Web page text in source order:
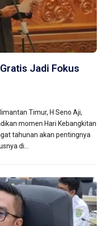
Jadi Fokus
Timur, H Seno Aji,
momen Hari Kebangkitan
tahunan akan pentingnya
di…